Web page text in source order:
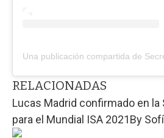
RELACIONADAS
Lucas Madrid confirmado en la
para el Mundial ISA 2021By